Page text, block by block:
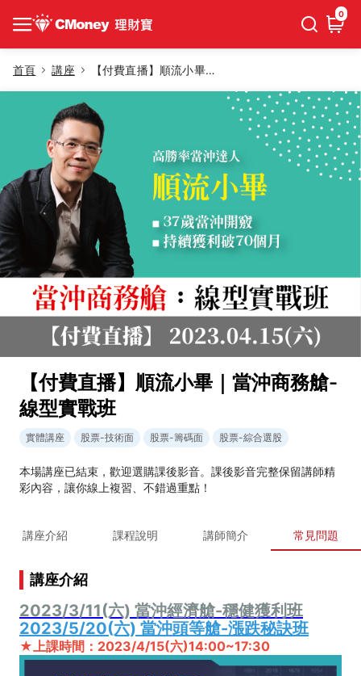
0
首頁 講座 【付費直播】順流小畢｜當沖商務艙-線型實戰班
【付費直播】順流小畢｜當沖商務艙-
線型實戰班
實體講座 股票-技術面 股票-籌碼面 股票-綜合選股
本場講座已結束，歡迎選購課後影音。課後影音完整保留講師精
彩內容，讓你線上複習、不錯過重點！
講座介紹 課程說明 講師簡介 常見問題
講座介紹
2023/3/11(六) 當沖經濟艙-穩健獲利班
2023/5/20(六) 當沖頭等艙-漲跌秘訣班
★上課時間：2023/4/15(六)14:00~17:30